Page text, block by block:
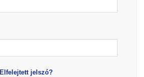
Elfelejtett jelszó?